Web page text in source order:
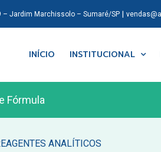
– Jardim Marchissolo – Sumaré/SP|
INÍCIO INSTITUCIONAL
ANALÍTICOS